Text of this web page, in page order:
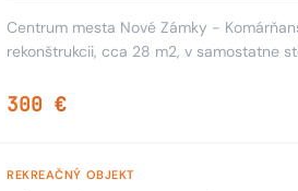
Centrum mesta Nové Zámky -
rekonštrukcii, cca 28 m2, v samostatne
300 €
REKREAČNÝ OBJEKT